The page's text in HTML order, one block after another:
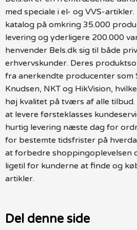
med speciale i el- og VVS-
katalog på omkring 35.000
levering og yderligere 200.000
henvender Bels.dk sig til både
erhvervskunder. Deres
fra anerkendte producenter som
Knudsen, NKT og HikVision,
høj kvalitet på tværs af alle
at levere førsteklasses
hurtig levering næste dag for
for bestemte tidsfrister på
at forbedre shoppingoplevelsen
ligetil for kunderne at finde og
artikler.
Del denne side